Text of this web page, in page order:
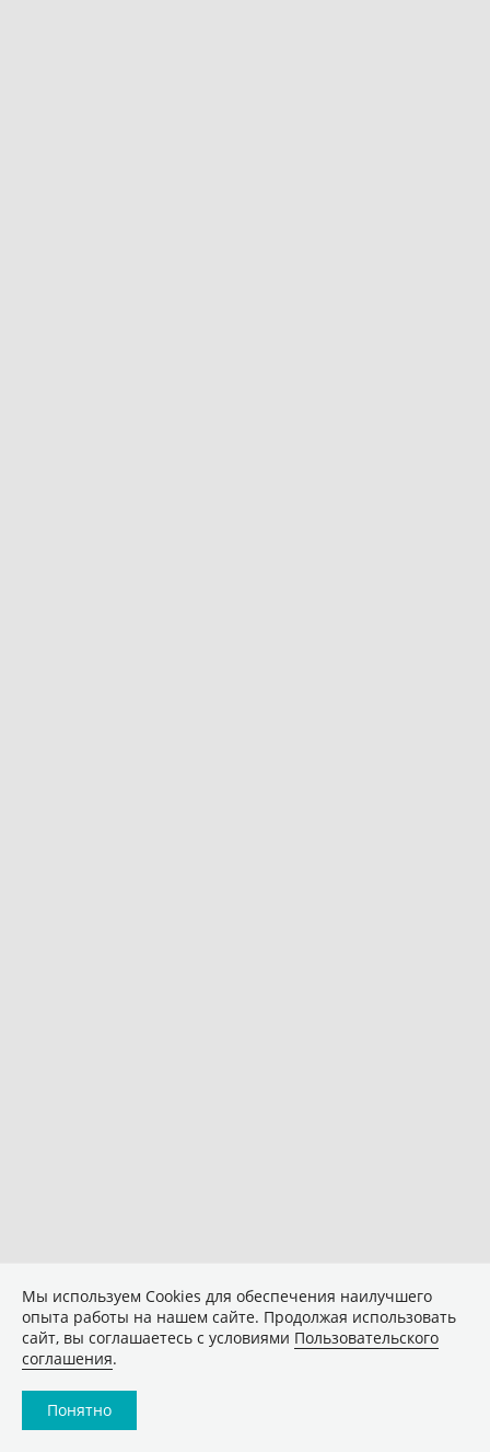
Мы используем Сookies для обеспечения наилучшего
опыта работы на нашем сайте. Продолжая использовать
сайт, вы соглашаетесь с условиями Пользовательского
соглашения.
Понятно